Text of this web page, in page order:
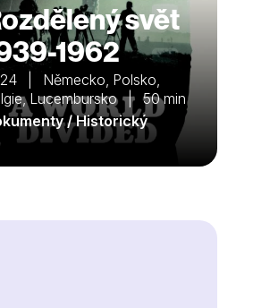
svět
1962
| Německo, Polsko,
Lucembursko | 50 min
/ Historický